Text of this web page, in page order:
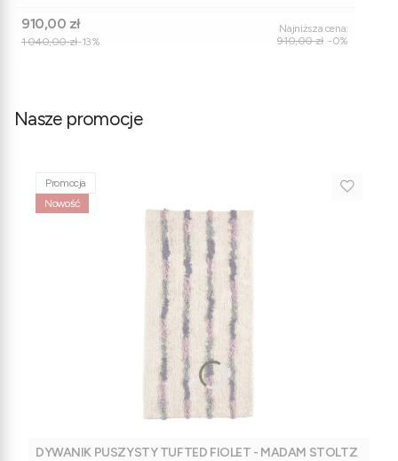
Cena promocyjna
910,00 zł
1 040,00 zł-13%
Najniższa cena:
910,00 zł -0%
Nasze promocje
Promocja
Nowość
DYWANIK PUSZYSTY TUFTED FIOLET - MADAM STOLTZ